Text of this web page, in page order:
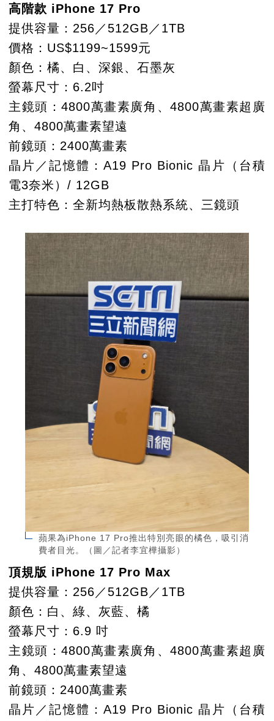
高階款 iPhone 17 Pro
提供容量：256／512GB／1TB
價格：US$1199~1599元
顏色：橘、白、深銀、石墨灰
螢幕尺寸：6.2吋
主鏡頭：4800萬畫素廣角、4800萬畫素超廣
角、4800萬畫素望遠
前鏡頭：2400萬畫素
晶片／記憶體：A19 Pro Bionic 晶片（台積
電3奈米）/ 12GB
主打特色：全新均熱板散熱系統、三鏡頭
蘋果為iPhone 17 Pro推出特別亮眼的橘色，吸引消
費者目光。（圖／記者李宜樺攝影）
頂規版 iPhone 17 Pro Max
提供容量：256／512GB／1TB
顏色：白、綠、灰藍、橘
螢幕尺寸：6.9 吋
主鏡頭：4800萬畫素廣角、4800萬畫素超廣
角、4800萬畫素望遠
前鏡頭：2400萬畫素
晶片／記憶體：A19 Pro Bionic 晶片（台積